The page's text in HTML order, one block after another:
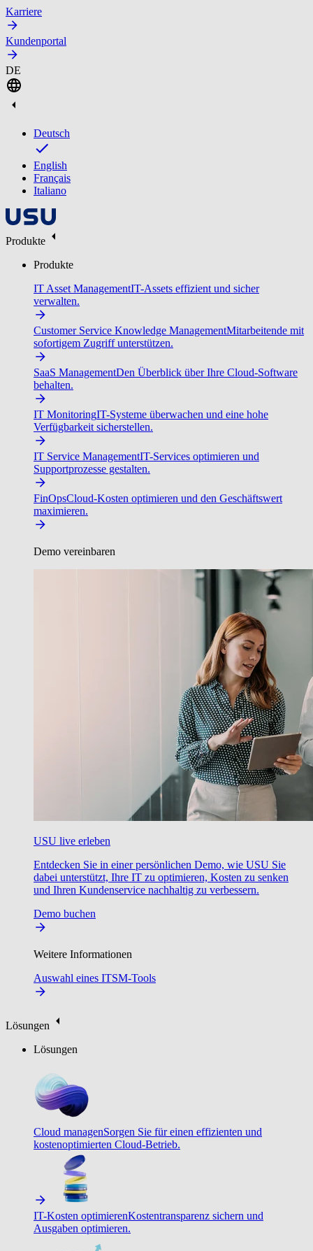
Karriere
Kundenportal
DE
Deutsch
English
Français
Italiano
Produkte
Produkte
IT Asset ManagementIT-Assets effizient und sicher
verwalten.
Customer Service Knowledge ManagementMitarbeitende mit
sofortigem Zugriff unterstützen.
SaaS ManagementDen Überblick über Ihre Cloud-Software
behalten.
IT MonitoringIT-Systeme überwachen und eine hohe
Verfügbarkeit sicherstellen.
IT Service ManagementIT-Services optimieren und
Supportprozesse gestalten.
FinOpsCloud-Kosten optimieren und den Geschäftswert
maximieren.
Demo vereinbaren
USU live erleben
Entdecken Sie in einer persönlichen Demo, wie USU Sie
dabei unterstützt, Ihre IT zu optimieren, Kosten zu senken
und Ihren Kundenservice nachhaltig zu verbessern.
Demo buchen
Weitere Informationen
Auswahl eines ITSM-Tools
Lösungen
Lösungen
Cloud managenSorgen Sie für einen effizienten und
kostenoptimierten Cloud-Betrieb.
IT-Kosten optimierenKostentransparenz sichern und
Ausgaben optimieren.